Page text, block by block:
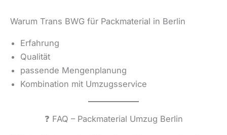
Warum Trans BWG für Packmaterial in Berlin
Erfahrung
Qualität
passende Mengenplanung
Kombination mit Umzugsservice
❓ FAQ – Packmaterial Umzug Berlin